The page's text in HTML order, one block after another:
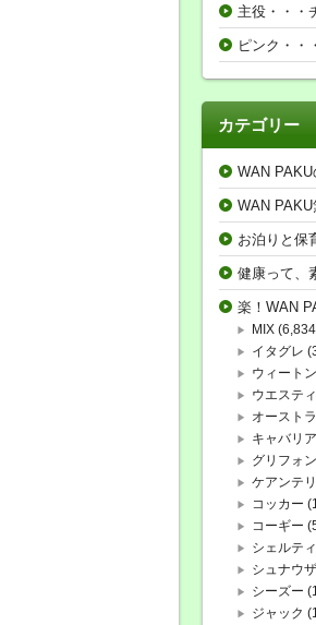
主役・・・
ピンク・・
カテゴリー
WAN
WAN PAKU
お泊りと保
健康って、
楽！WAN
MIX
イタグレ
ウィート
ウエスティ
オースト
キャバリア
グリフォン
ケアンテ
コッカー
コーギー
シェルテ
シュナウ
シーズー
ジャック